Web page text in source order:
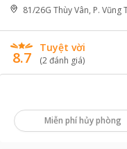
81/26G Thùy Vân, P. Vũng
8.7
Tuyệt vời
(2đánh giá)
Miễn phí hủy phòng